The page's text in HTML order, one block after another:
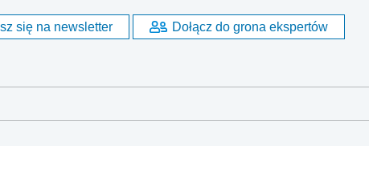
się na newsletter Dołącz do grona ekspertów